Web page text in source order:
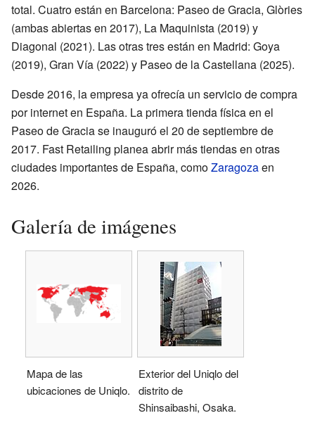
total. Cuatro están en Barcelona: Paseo de Gracia, Glòries
(ambas abiertas en 2017), La Maquinista (2019) y
Diagonal (2021). Las otras tres están en Madrid: Goya
(2019), Gran Vía (2022) y Paseo de la Castellana (2025).
Desde 2016, la empresa ya ofrecía un servicio de compra
por internet en España. La primera tienda física en el
Paseo de Gracia se inauguró el 20 de septiembre de
2017. Fast Retailing planea abrir más tiendas en otras
ciudades importantes de España, comoZaragozaen
2026.
Galería de imágenes
Mapa de las
ubicaciones de Uniqlo.
Exterior del Uniqlo del
distrito de
Shinsaibashi, Osaka.